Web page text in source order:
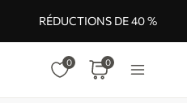
RÉDUCTIONS DE 40 %
0 0